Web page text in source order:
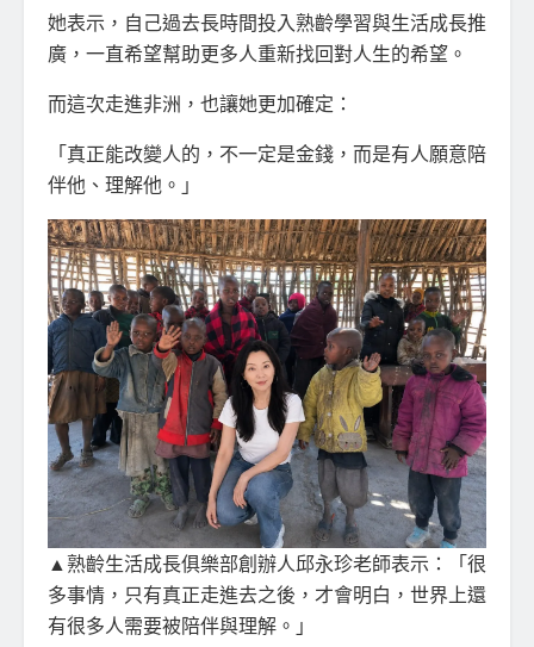
她表示，自己過去長時間投入熟齡學習與生活成長推
廣，一直希望幫助更多人重新找回對人生的希望。
而這次走進非洲，也讓她更加確定：
「真正能改變人的，不一定是金錢，而是有人願意陪
伴他、理解他。」
▲熟齡生活成長俱樂部創辦人邱永珍老師表示：「很
多事情，只有真正走進去之後，才會明白，世界上還
有很多人需要被陪伴與理解。」